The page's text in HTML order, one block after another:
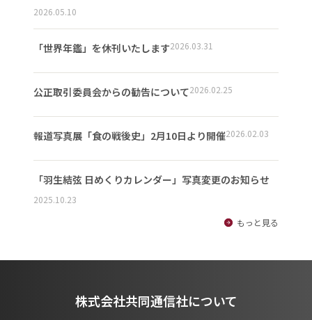
2026.05.10
「世界年鑑」を休刊いたします2026.03.31
公正取引委員会からの勧告について2026.02.25
報道写真展「食の戦後史」2月10日より開催2026.02.03
「羽生結弦 日めくりカレンダー」写真変更のお知らせ
2025.10.23
もっと見る
株式会社共同通信社について